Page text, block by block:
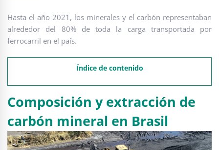
Hasta el año 2021, los minerales y el carbón representaban
alrededor del 80% de toda la carga transportada por
ferrocarril en el país.
Índice de contenido
Composición y extracción de
carbón mineral en Brasil